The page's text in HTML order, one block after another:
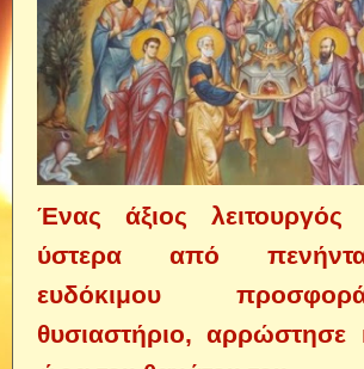
Ένας άξιος
ύστερα από
ευδόκιμου
θυσιαστήριο, αρρώστησε